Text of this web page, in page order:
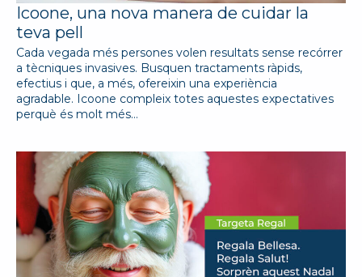
Icoone, una nova manera de cuidar la
teva pell
Cada vegada més persones volen resultats sense recórrer
a tècniques invasives. Busquen tractaments ràpids,
efectius i que, a més, ofereixin una experiència
agradable. Icoone compleix totes aquestes expectatives
perquè és molt més…